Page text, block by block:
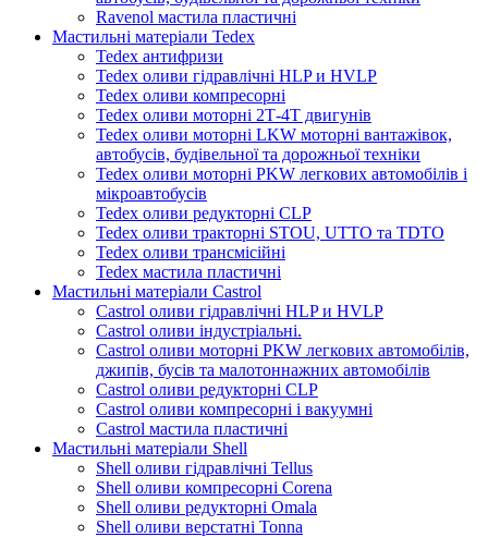
Ravenol мастила пластичні
Мастильні матеріали Tedex
Tedex антифризи
Tedex оливи гідравлічні HLP и HVLP
Tedex оливи компресорні
Tedex оливи моторні 2Т-4Т двигунів
Tedex оливи моторні LKW моторні вантажівок,
автобусів, будівельної та дорожньої техніки
Tedex оливи моторні PKW легкових автомобілів і
мікроавтобусів
Tedex оливи редукторні CLP
Tedex оливи тракторні STOU, UTTO та TDTO
Tedex оливи трансмісійні
Tedex мастила пластичні
Мастильні матеріали Castrol
Castrol оливи гідравлічні HLP и HVLP
Castrol оливи індустріальні.
Castrol оливи моторні PKW легкових автомобілів,
джипів, бусів та малотоннажних автомобілів
Castrol оливи редукторні CLP
Castrol оливи компресорні і вакуумні
Castrol мастила пластичні
Мастильні матеріали Shell
Shell оливи гідравлічні Tellus
Shell оливи компресорні Corena
Shell оливи редукторні Omala
Shell оливи верстатні Tonna